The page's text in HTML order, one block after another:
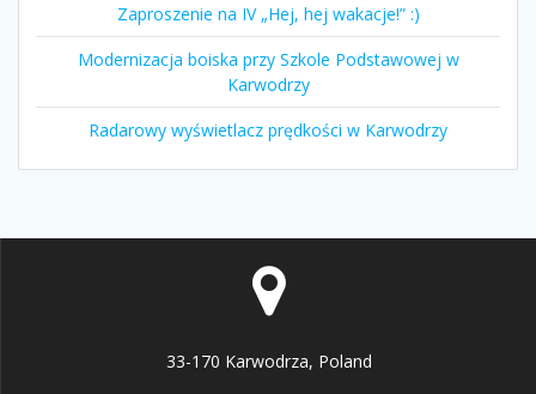
Zaproszenie na IV „Hej, hej wakacje!” :)
Modernizacja boiska przy Szkole Podstawowej w
Karwodrzy
Radarowy wyświetlacz prędkości w Karwodrzy
33-170 Karwodrza, Poland